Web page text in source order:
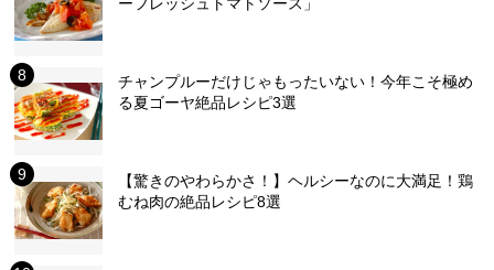
チャンプルーだけじゃもったいない！今年こそ極め
る夏ゴーヤ絶品レシピ3選
【驚きのやわらかさ！】ヘルシーなのに大満足！鶏
むね肉の絶品レシピ8選